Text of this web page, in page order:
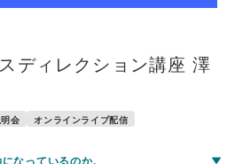
ディレクション講座 澤
会 オンラインライブ配信
なっているのか。